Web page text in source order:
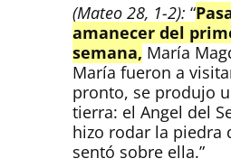
(Mateo 28, 1-2): “
amanecer del
semana, María
María fueron a
pronto, se produjo
tierra: el Angel del
hizo rodar la piedra
sentó sobre ella.”